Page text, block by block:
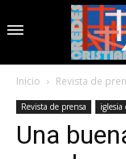
Inicio Revista de
Revista de prensa iglesia
Una